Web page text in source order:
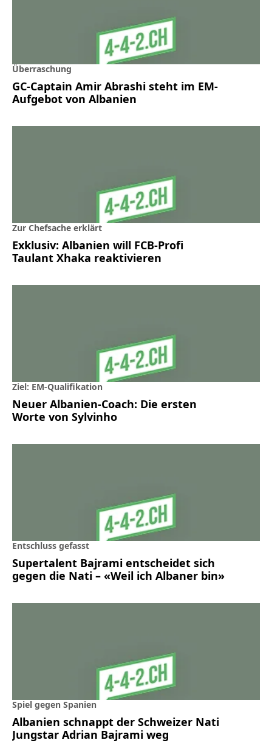
Überraschung
GC-Captain Amir Abrashi steht im EM-
Aufgebot von Albanien
Zur Chefsache erklärt
Exklusiv: Albanien will FCB-Profi
Taulant Xhaka reaktivieren
Ziel: EM-Qualifikation
Neuer Albanien-Coach: Die ersten
Worte von Sylvinho
Entschluss gefasst
Supertalent Bajrami entscheidet sich
gegen die Nati – «Weil ich Albaner bin»
Spiel gegen Spanien
Albanien schnappt der Schweizer Nati
Jungstar Adrian Bajrami weg